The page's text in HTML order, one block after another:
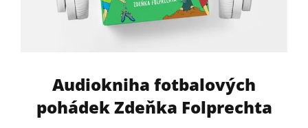
Audiokniha fotbalových
pohádek Zdeňka Folprechta